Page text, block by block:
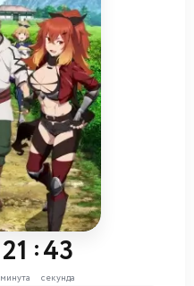
21
минута
:41
секунда